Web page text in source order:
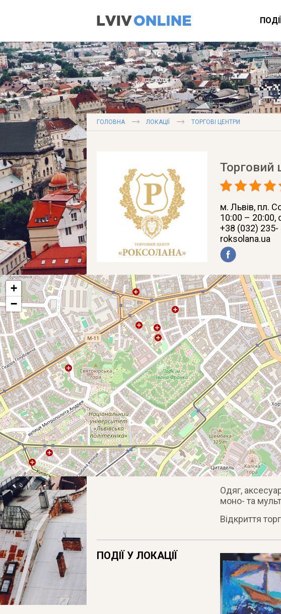
ГОЛОВНА ЛОКАЦІЇ ТОРГОВІ ЦЕНТРИ
Торговий
м. Львів, пл.
10:00 – 20:00,
+38 (032)
roksolana.ua
+
−
Одяг,
моно- та
Відкриття
ПОДІЇ У ЛОКАЦІЇ